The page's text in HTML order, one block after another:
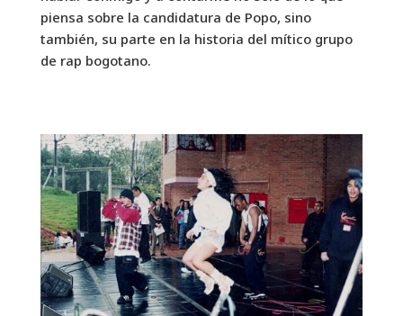
piensa sobre la candidatura de Popo, sino
también, su parte en la historia del mítico grupo
de rap bogotano.